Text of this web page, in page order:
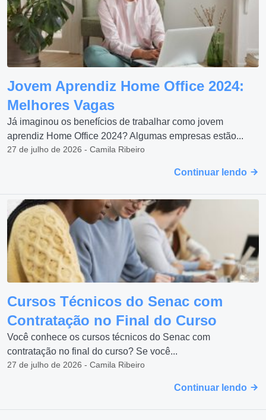
Jovem Aprendiz Home Office 2024:
Melhores Vagas
Já imaginou os benefícios de trabalhar como jovem
aprendiz Home Office 2024? Algumas empresas estão...
27 de julho de 2026 - Camila Ribeiro
Continuar lendo
Cursos Técnicos do Senac com
Contratação no Final do Curso
Você conhece os cursos técnicos do Senac com
contratação no final do curso? Se você...
27 de julho de 2026 - Camila Ribeiro
Continuar lendo